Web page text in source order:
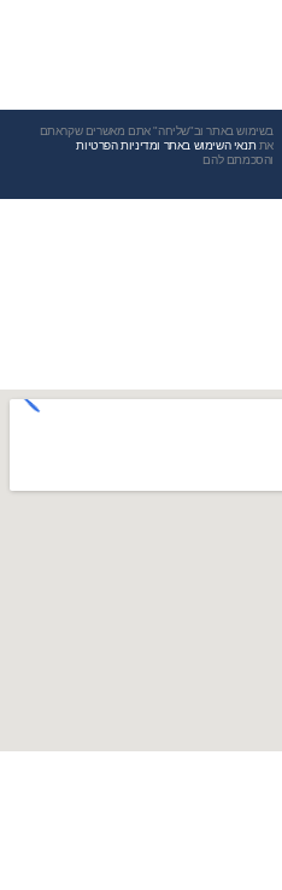
בשימוש באתר וב"שליחה" אתם מאשרים שקראתם
אתתנאי השימוש באתר ומדיניות הפרטיות
והסכמתם להם